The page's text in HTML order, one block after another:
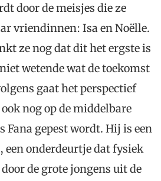
door de meisjes die ze
vriendinnen: Isa en Noëlle.
ze nog dat dit het ergste is
wetende wat de toekomst
gaat het perspectief
nog op de middelbare
Fana gepest wordt. Hij is een
een onderdeurtje dat fysiek
de grote jongens uit de